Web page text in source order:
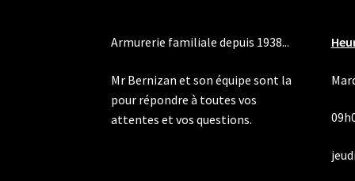
Armurerie familiale depuis 1938...
Mr Bernizan et son équipe sont la
pour répondre à toutes vos
attentes et vos questions.